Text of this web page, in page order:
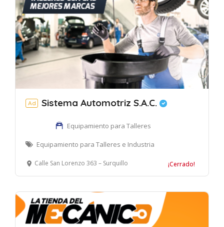
Ad Sistema Automotriz S.A.C.
Equipamiento para Talleres
Equipamiento para Talleres e Industria
Calle San Lorenzo 363 – Surquillo ¡Cerrado!